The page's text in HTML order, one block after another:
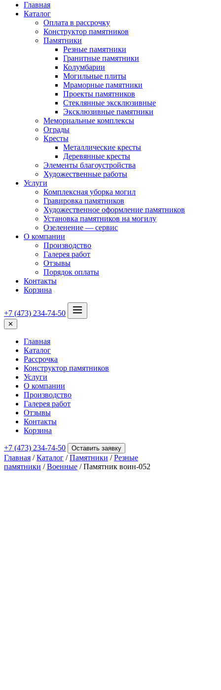
Главная
Каталог
Оплата в рассрочку
Конструктор памятников
Памятники
Резные памятники
Гранитные памятники
Колумбарии
Могильные плиты
Мраморные памятники
Проекты памятников
Стеклянные эксклюзивные
Эксклюзивные памятники
Мемориальные комплексы
Ограды
Кресты
Металлические кресты
Деревянные кресты
Элементы благоустройства
Художественные работы
Услуги
Комплексная уборка могил
Гравировка памятников
Художественное оформление памятников
Установка памятников на могилу
Озеленение — сервис
О компании
Производство
Галерея работ
Отзывы
Порядок оплаты
Контакты
Корзина
+7 (473) 234-74-50
✕
Главная
Каталог
Рассрочка
Конструктор памятников
Услуги
О компании
Производство
Галерея работ
Отзывы
Контакты
Корзина
+7 (473) 234-74-50 Оставить заявку
Главная /Каталог /Памятники /Резные
памятники /Военные / Памятник воин-052